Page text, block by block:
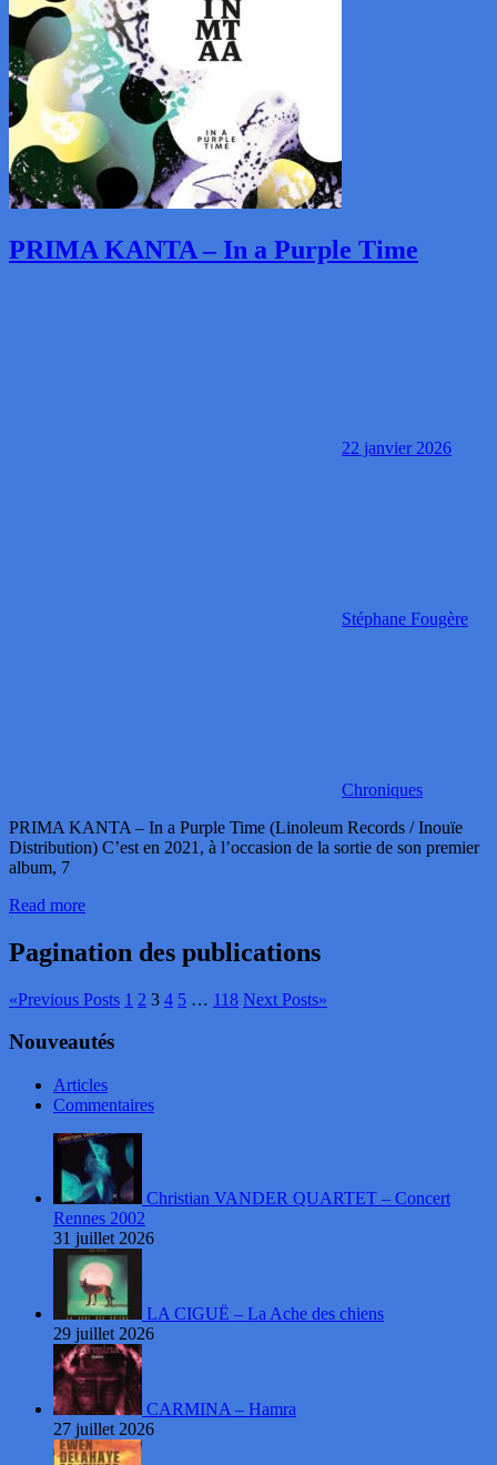
PRIMA KANTA – In a Purple Time
22 janvier 2026
Stéphane Fougère
Chroniques
PRIMA KANTA – In a Purple Time (Linoleum Records / Inouïe
Distribution) C’est en 2021, à l’occasion de la sortie de son premier
album, 7
Read more
Pagination des publications
«Previous Posts 1 2 3 4 5 … 118 Next Posts»
Nouveautés
Articles
Commentaires
Christian VANDER QUARTET – Concert
Rennes 2002
31 juillet 2026
LA CIGUË – La Ache des chiens
29 juillet 2026
CARMINA – Hamra
27 juillet 2026